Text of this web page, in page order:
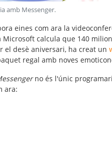
amb Messenger.
eines com ara la
calcula que 140
el desè aniversari, ha creat un
regal amb noves
no és l'únic
ara: